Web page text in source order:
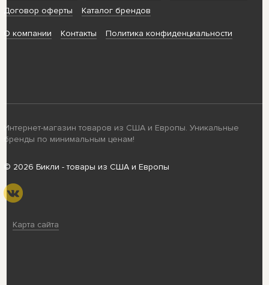
Договор оферты
Каталог брендов
О компании Контакты Политика конфиденциальности
Интернет-магазин товаров из США и Европы. Уникальные
бренды по минимальным ценам!
© 2026 Бикли - товары из США и Европы
Карта сайта